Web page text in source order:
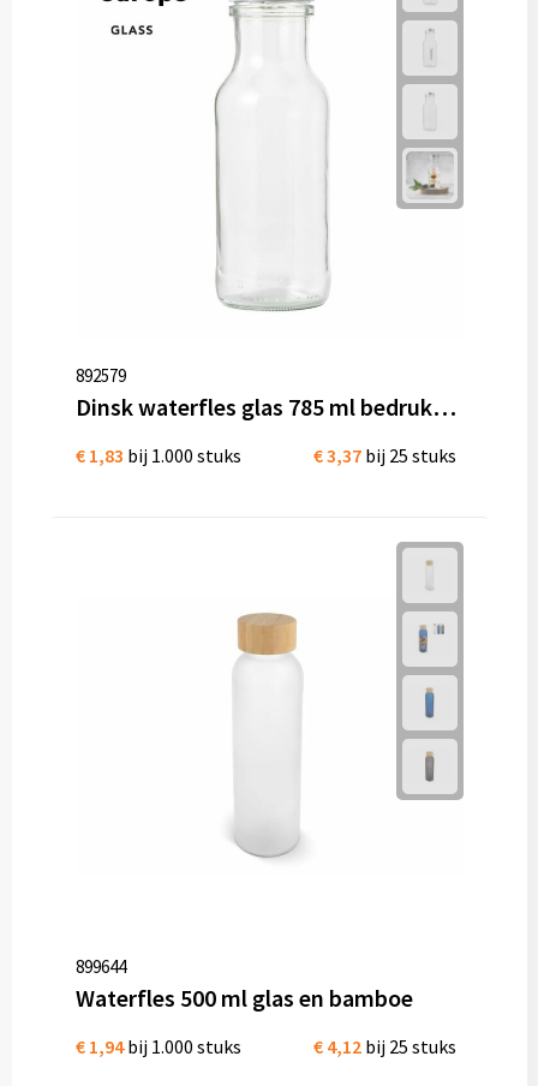
892579
Dinsk waterfles glas 785 ml bedrukken graveren
€ 1,83 bij 1.000 stuks € 3,37 bij 25 stuks
899644
Waterfles 500 ml glas en bamboe
€ 1,94 bij 1.000 stuks € 4,12 bij 25 stuks